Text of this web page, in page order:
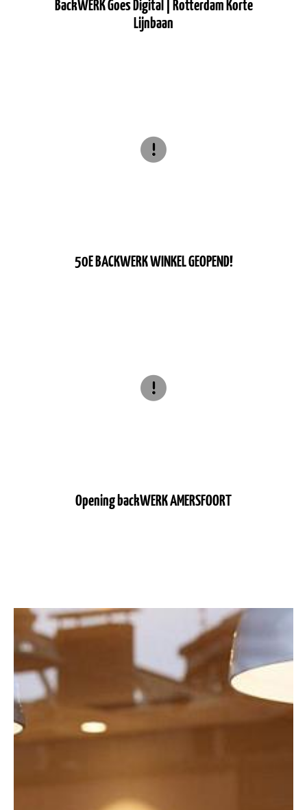
BackWERK Goes Digital | Rotterdam Korte
Lijnbaan
50E BACKWERK WINKEL GEOPEND!
Opening backWERK AMERSFOORT